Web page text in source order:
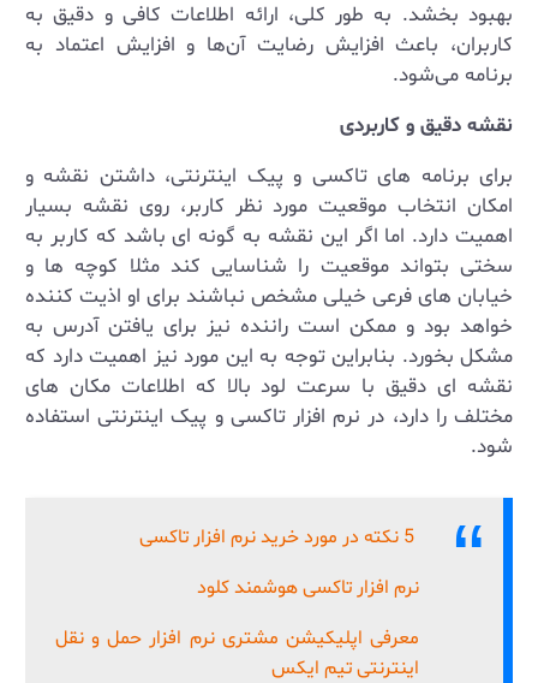
بهبود بخشد. به طور کلی، ارائه اطلاعات کافی و دقیق به
کاربران، باعث افزایش رضایت آن‌ها و افزایش اعتماد به
برنامه می‌شود.
نقشه دقیق و کاربردی
برای برنامه های تاکسی و پیک اینترنتی، داشتن نقشه و
امکان انتخاب موقعیت مورد نظر کاربر، روی نقشه بسیار
اهمیت دارد. اما اگر این نقشه به گونه ای باشد که کاربر به
سختی بتواند موقعیت را شناسایی کند مثلا کوچه ها و
خیابان های فرعی خیلی مشخص نباشند برای او اذیت کننده
خواهد بود و ممکن است راننده نیز برای یافتن آدرس به
مشکل بخورد. بنابراین توجه به این مورد نیز اهمیت دارد که
نقشه ای دقیق با سرعت لود بالا که اطلاعات مکان های
مختلف را دارد، در نرم افزار تاکسی و پیک اینترنتی استفاده
شود.
نرم افزار تاکسی هوشمند کلود
معرفی اپلیکیشن مشتری نرم افزار حمل و نقل
اینترنتی تیم ایکس